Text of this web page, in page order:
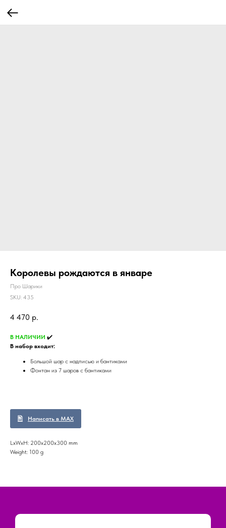
Королевы рождаются в январе
Про Шарики
SKU: 435
4 470 р.
В НАЛИЧИИ ✔️
В набор входит:
Большой шар с надписью и бантиками
Фонтан из 7 шаров с бантиками
Написать в MAX
LxWxH: 200x200x300 mm
Weight: 100 g